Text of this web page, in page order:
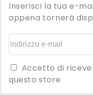
Inserisci la tua e-
appena tornerà
indirizzo e-mail
Accetto di
questo store